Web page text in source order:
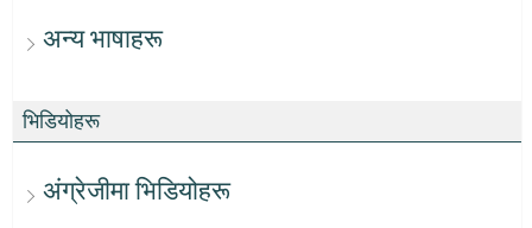
अन्य भाषाहरू
भिडियोहरू
अंग्रेजीमा भिडियोहरू